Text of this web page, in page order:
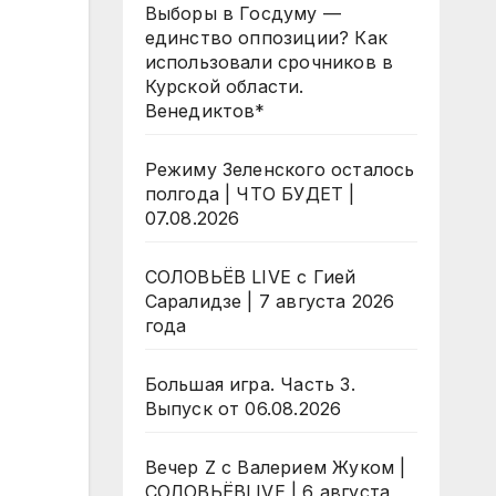
Выборы в Госдуму —
единство оппозиции? Как
использовали срочников в
Курской области.
Венедиктов*
Режиму Зеленского осталось
полгода | ЧТО БУДЕТ |
07.08.2026
СОЛОВЬЁВ LIVE с Гией
Саралидзе | 7 августа 2026
года
Большая игра. Часть 3.
Выпуск от 06.08.2026
Вечер Z с Валерием Жуком |
СОЛОВЬЁВLIVE | 6 августа